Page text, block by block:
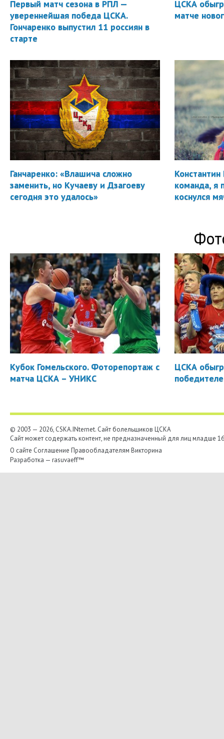
Первый матч сезона в РПЛ —
увереннейшая победа ЦСКА.
Гончаренко выпустил 11 россиян в
старте
ЦСКА
матче
Ганчаренко: «Влашича сложно
заменить, но Кучаеву и Дзагоеву
сегодня это удалось»
Константин
команда, я
коснулся
Кубок Гомельского. Фоторепортаж с
матча ЦСКА – УНИКС
ЦСКА
© 2003 — 2026, CSKA.INternet. Cайт болельщиков ЦСКА
Сайт может содержать контент, не предназначенный для лиц младше
О сайте Соглашение Правообладателям Викторина
Разработка — rasuvaeff™